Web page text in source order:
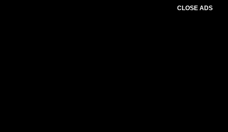
CLOSE ADS